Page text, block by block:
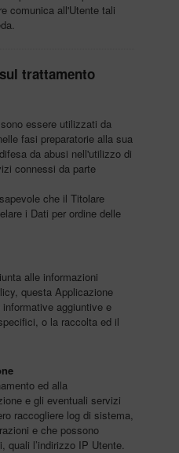
comunica all'Utente tali
trattamento
essere utilizzati da
fasi preparatorie alla sua
da abusi nell'utilizzo di
connessi da parte
che il Titolare
i Dati per ordine delle
alle informazioni
questa Applicazione
aggiuntive e
o la raccolta ed il
ed alla
e gli eventuali servizi
raccogliere log di sistema,
e che possono
quali l’indirizzo IP Utente.